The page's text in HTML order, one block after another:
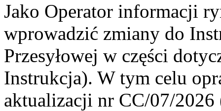
Jako Operator informacji
wprowadzić zmiany do
Przesyłowej w części
Instrukcja). W tym celu
aktualizacji nr CC/07/